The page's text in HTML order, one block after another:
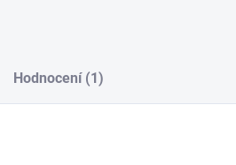
Hodnocení (1)